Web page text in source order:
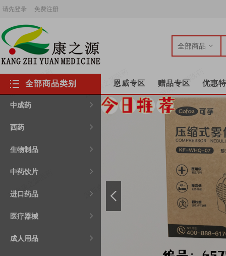
请先登录 免费注册
全部商品 
恩威专区 赠品专区 优惠
全部商品类别
中成药 
西药 
生物制品 
中药饮片 
进口药品 
医疗器械 
成人用品 